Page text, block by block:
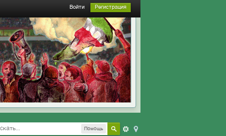
Войти Регистрация
Помощь